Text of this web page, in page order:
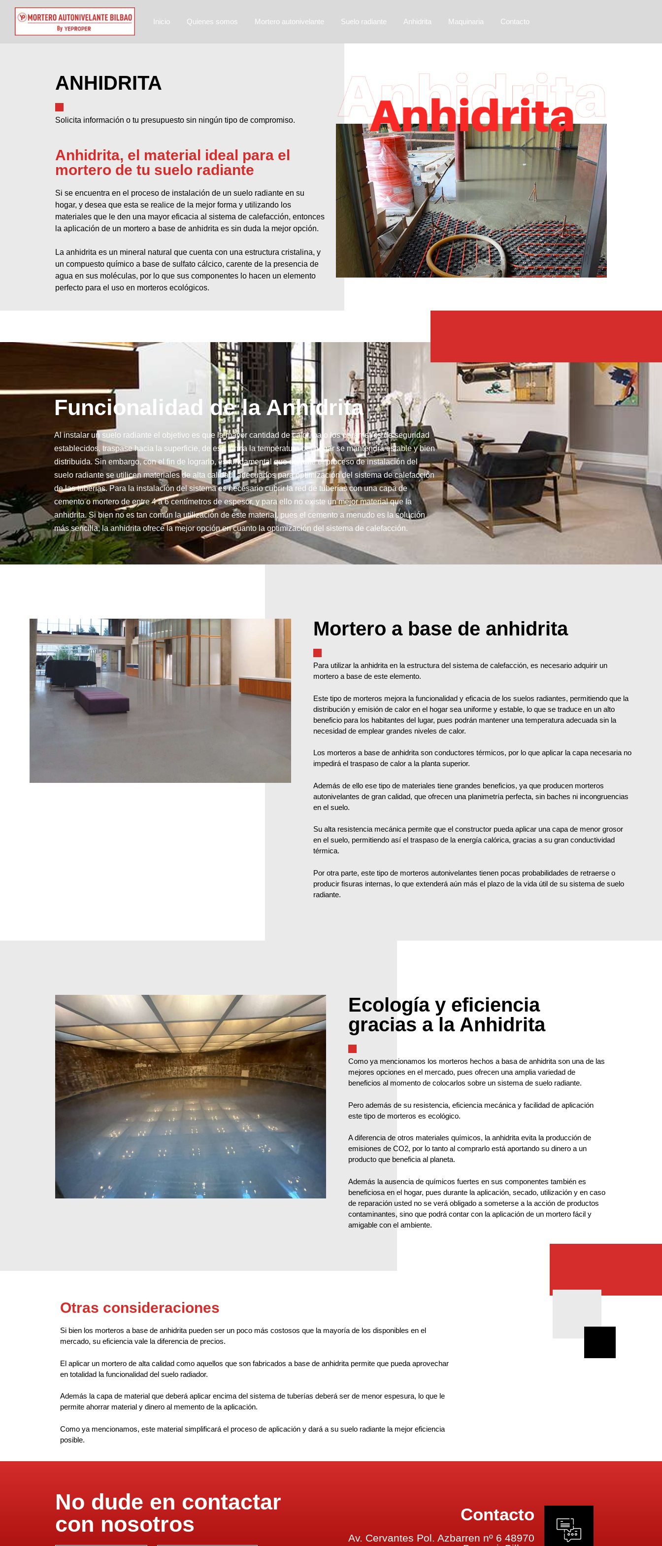
Inicio Quienes somos Mortero autonivelante Suelo radiante Anhidrita Maquinaria Contacto
ANHIDRITA
Solicita información o tu presupuesto sin ningún tipo de compromiso.
Anhidrita, el material ideal para el
mortero de tu suelo radiante
Si se encuentra en el proceso de instalación de un suelo radiante en su
hogar, y desea que esta se realice de la mejor forma y utilizando los
materiales que le den una mayor eficacia al sistema de calefacción, entonces
la aplicación de un mortero a base de anhidrita es sin duda la mejor opción.
La anhidrita es un mineral natural que cuenta con una estructura cristalina, y
un compuesto químico a base de sulfato cálcico, carente de la presencia de
agua en sus moléculas, por lo que sus componentes lo hacen un elemento
perfecto para el uso en morteros ecológicos.
Funcionalidad de la Anhidrita
Al instalar un suelo radiante el objetivo es que la mayor cantidad de calor, bajo los parámetros de seguridad
establecidos, traspase hacia la superficie, de esa forma la temperatura del hogar se mantendrá estable y bien
distribuida. Sin embargo, con el fin de lograrlo, es fundamental que durante el proceso de instalación del
suelo radiante se utilicen materiales de alta calidad, adecuados para optimización del sistema de calefacción
de las tuberías. Para la instalación del sistema es necesario cubrir la red de tuberías con una capa de
cemento o mortero de entre 4 a 6 centímetros de espesor, y para ello no existe un mejor material que la
anhidrita. Si bien no es tan común la utilización de este material, pues el cemento a menudo es la solución
más sencilla, la anhidrita ofrece la mejor opción en cuanto la optimización del sistema de calefacción.
Mortero a base de anhidrita
Para utilizar la anhidrita en la estructura del sistema de calefacción, es necesario adquirir un
mortero a base de este elemento.
Este tipo de morteros mejora la funcionalidad y eficacia de los suelos radiantes, permitiendo que la
distribución y emisión de calor en el hogar sea uniforme y estable, lo que se traduce en un alto
beneficio para los habitantes del lugar, pues podrán mantener una temperatura adecuada sin la
necesidad de emplear grandes niveles de calor.
Los morteros a base de anhidrita son conductores térmicos, por lo que aplicar la capa necesaria no
impedirá el traspaso de calor a la planta superior.
Además de ello ese tipo de materiales tiene grandes beneficios, ya que producen morteros
autonivelantes de gran calidad, que ofrecen una planimetría perfecta, sin baches ni incongruencias
en el suelo.
Su alta resistencia mecánica permite que el constructor pueda aplicar una capa de menor grosor
en el suelo, permitiendo así el traspaso de la energía calórica, gracias a su gran conductividad
térmica.
Por otra parte, este tipo de morteros autonivelantes tienen pocas probabilidades de retraerse o
producir fisuras internas, lo que extenderá aún más el plazo de la vida útil de su sistema de suelo
radiante.
Ecología y eficiencia
gracias a la Anhidrita
Como ya mencionamos los morteros hechos a basa de anhidrita son una de las
mejores opciones en el mercado, pues ofrecen una amplia variedad de
beneficios al momento de colocarlos sobre un sistema de suelo radiante.
Pero además de su resistencia, eficiencia mecánica y facilidad de aplicación
este tipo de morteros es ecológico.
A diferencia de otros materiales químicos, la anhidrita evita la producción de
emisiones de CO2, por lo tanto al comprarlo está aportando su dinero a un
producto que beneficia al planeta.
Además la ausencia de químicos fuertes en sus componentes también es
beneficiosa en el hogar, pues durante la aplicación, secado, utilización y en caso
de reparación usted no se verá obligado a someterse a la acción de productos
contaminantes, sino que podrá contar con la aplicación de un mortero fácil y
amigable con el ambiente.
Otras consideraciones
Si bien los morteros a base de anhidrita pueden ser un poco más costosos que la mayoría de los disponibles en el
mercado, su eficiencia vale la diferencia de precios.
El aplicar un mortero de alta calidad como aquellos que son fabricados a base de anhidrita permite que pueda aprovechar
en totalidad la funcionalidad del suelo radiador.
Además la capa de material que deberá aplicar encima del sistema de tuberías deberá ser de menor espesura, lo que le
permite ahorrar material y dinero al memento de la aplicación.
Como ya mencionamos, este material simplificará el proceso de aplicación y dará a su suelo radiante la mejor eficiencia
posible.
No dude en contactar
con nosotros
Contacto
Av. Cervantes Pol. Azbarren nº 6 48970